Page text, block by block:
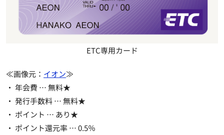
ETC専用カード
≪画像元： イオン≫
・ 年会費 …無料★
・ 発行手数料 …無料★
・ ポイント … あり★
・ ポイント還元率 … 0.5％